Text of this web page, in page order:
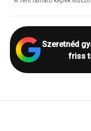
Szeretnéd
friss